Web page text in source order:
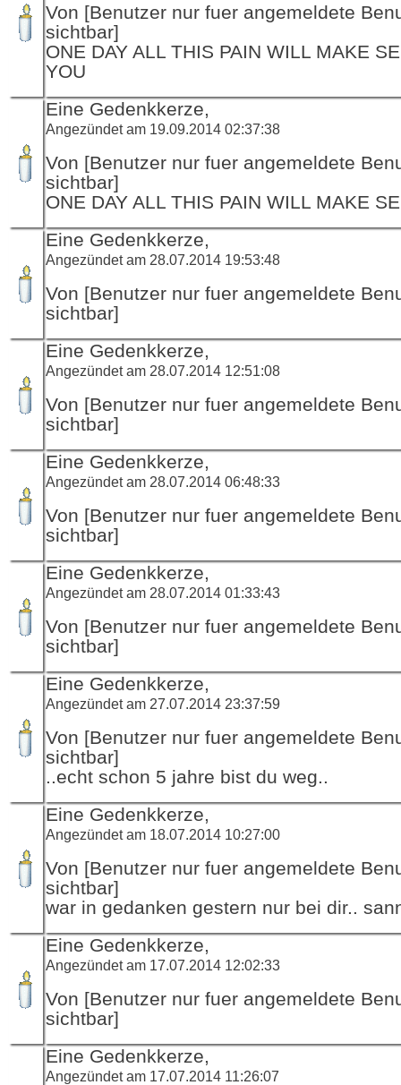
Von [Benutzer nur fuer angemeldete
sichtbar]
ONE DAY ALL THIS PAIN WILL MAKE
YOU
Eine Gedenkkerze,
Angezündet am 19.09.2014 02:37:38
Von [Benutzer nur fuer angemeldete
sichtbar]
ONE DAY ALL THIS PAIN WILL MAKE
Eine Gedenkkerze,
Angezündet am 28.07.2014 19:53:48
Von [Benutzer nur fuer angemeldete
sichtbar]
Eine Gedenkkerze,
Angezündet am 28.07.2014 12:51:08
Von [Benutzer nur fuer angemeldete
sichtbar]
Eine Gedenkkerze,
Angezündet am 28.07.2014 06:48:33
Von [Benutzer nur fuer angemeldete
sichtbar]
Eine Gedenkkerze,
Angezündet am 28.07.2014 01:33:43
Von [Benutzer nur fuer angemeldete
sichtbar]
Eine Gedenkkerze,
Angezündet am 27.07.2014 23:37:59
Von [Benutzer nur fuer angemeldete
sichtbar]
..echt schon 5 jahre bist du weg..
Eine Gedenkkerze,
Angezündet am 18.07.2014 10:27:00
Von [Benutzer nur fuer angemeldete
sichtbar]
war in gedanken gestern nur bei dir..
Eine Gedenkkerze,
Angezündet am 17.07.2014 12:02:33
Von [Benutzer nur fuer angemeldete
sichtbar]
Eine Gedenkkerze,
Angezündet am 17.07.2014 11:26:07